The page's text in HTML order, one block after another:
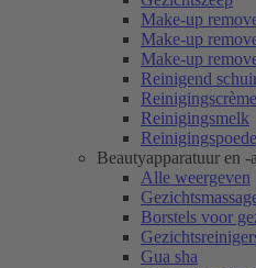
Make-up
Make-up
Make-up
Reinigend
Reinigingscrème
Reinigingsmelk
Beautyapparatuur en -
Alle weergeven
Borstels voor
Gua sha